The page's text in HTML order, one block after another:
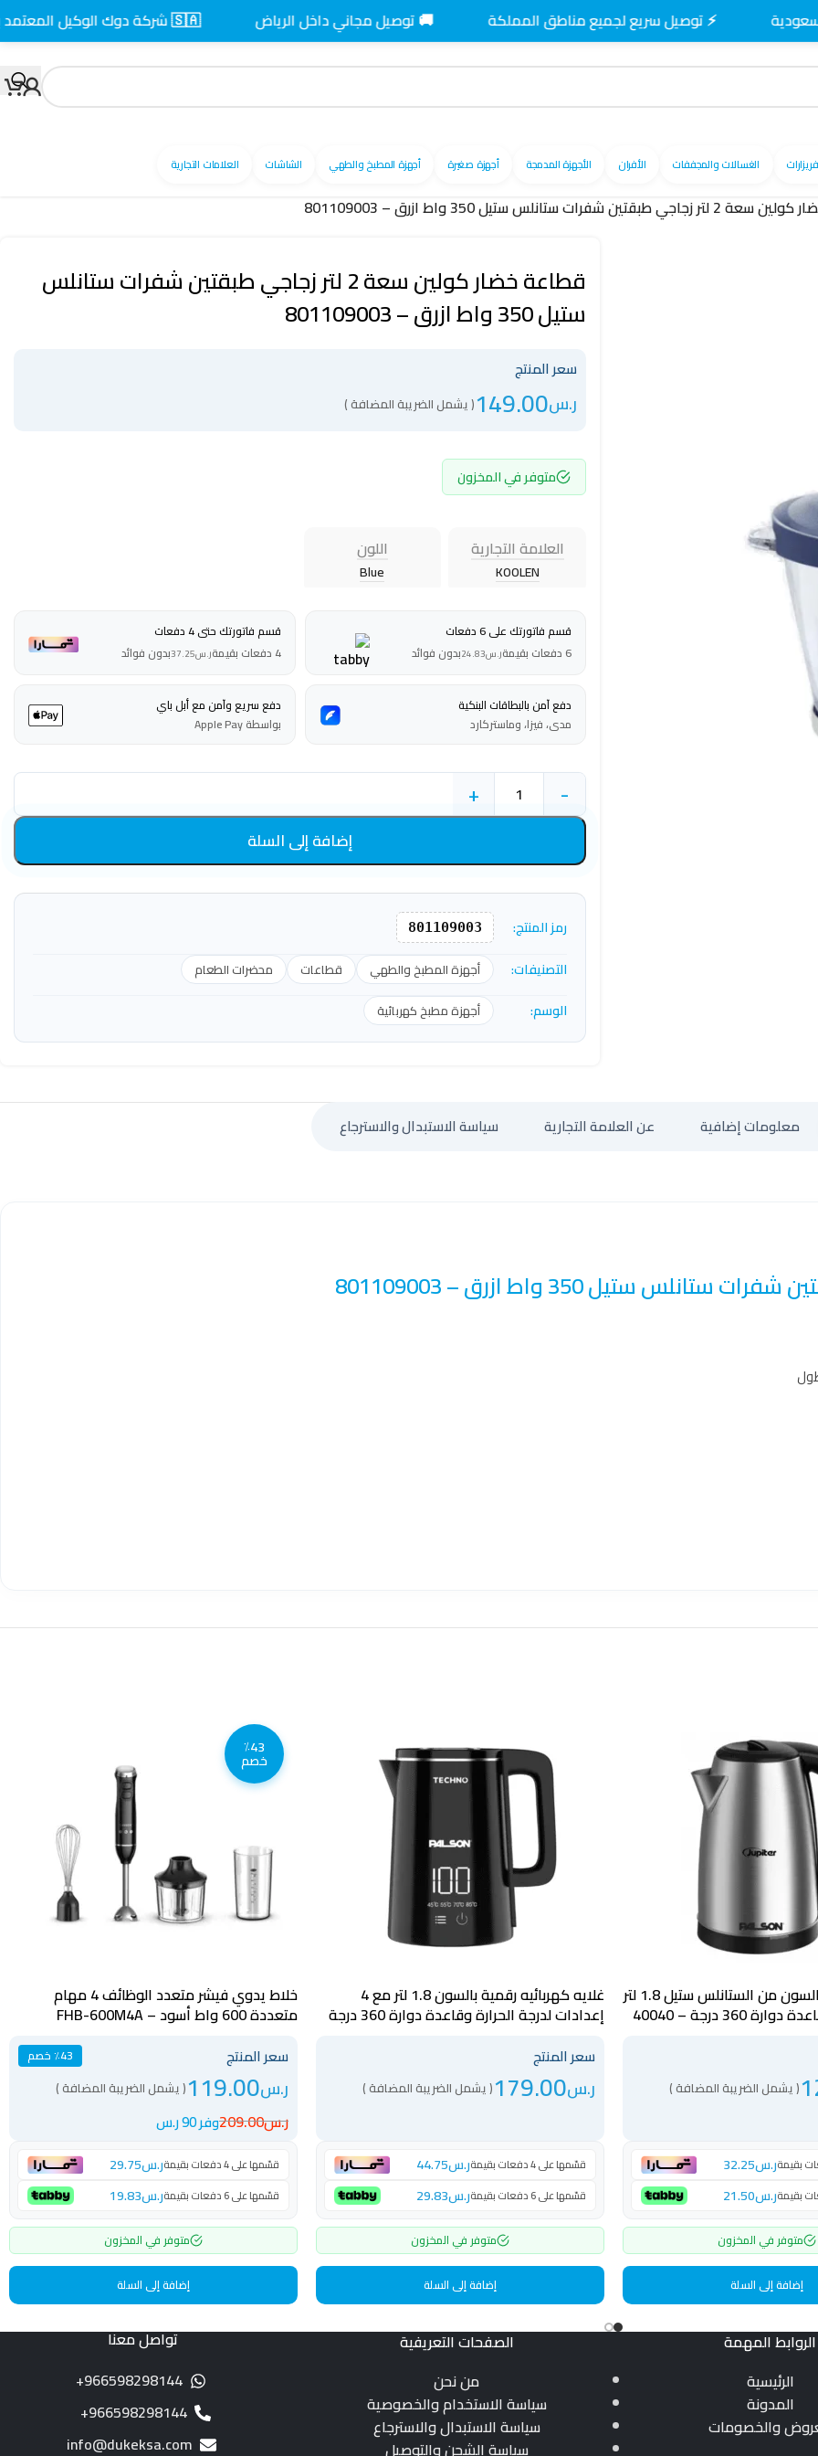
الغسالات والمجففات الأفران الأجهزة المدمجة أجهزة صغيرة أجهزة المطبخ والطهي الشاشات العلامات التجارية
شفرات ستانلس ستيل 350 واط ازرق – 801109003
قطاعة خضار كولين سعة 2 لتر زجاجي طبقتين شفرات ستانلس
ستيل 350 واط ازرق – 801109003
سعر المنتج
ر.س149.00( يشمل الضريبة المضافة )
متوفر في المخزون
العلامة التجارية
KOOLEN
اللون
Blue
قسم فاتورتك على 6 دفعات
6 دفعات بقيمة
ر.س24.83بدون فوائد
قسم فاتورتك حتى 4 دفعات
4 دفعات بقيمة
ر.س37.25بدون فوائد
دفع آمن بالبطاقات البنكية
مدى، فيزا، وماستركارد
دفع سريع وآمن مع أبل باي
بواسطة Apple Pay
-
+
إضافة إلى السلة
رمز المنتج: 801109003
التصنيفات: أجهزة المطبخ والطهي قطاعات محضرات الطعام
الوسم: أجهزة مطبخ كهربائية
معلومات إضافية عن العلامة التجارية سياسة الاستبدال والاسترجاع
غلاية كهربائية بالسون من الستانلس ستيل 1.8 لتر
( يشمل الضريبة المضافة )
ر.س32.25
ر.س21.50
متوفر في المخزون
إضافة إلى السلة
غلايه كهربائيه رقمية بالسون 1.8 لتر مع 4
إعدادات لدرجة الحرارة وقاعدة دوارة 360 درجة
سعر المنتج
ر.س179.00( يشمل الضريبة المضافة )
قسّمها على 4 دفعات بقيمة ر.س44.75
قسّمها على 6 دفعات بقيمة ر.س29.83
متوفر في المخزون
إضافة إلى السلة
٪43
خصم
خلاط يدوي فيشر متعدد الوظائف 4 مهام
متعددة 600 واط أسود – FHB-600M4A
سعر المنتج ٪43 خصم
ر.س119.00( يشمل الضريبة المضافة )
ر.س209.00وفر 90 ر.س
قسّمها على 4 دفعات بقيمة ر.س29.75
قسّمها على 6 دفعات بقيمة ر.س19.83
متوفر في المخزون
إضافة إلى السلة
الروابط المهمة
الرئيسية
المدونة
والخصومات
الصفحات التعريفية
من نحن
سياسة الاستخدام والخصوصية
سياسة الاستبدال والاسترجاع
سياسة الشحن والتوصيل
تواصل معنا
966598298144+
966598298144+
info@dukeksa.com
⚡ توصيل سريع لجميع مناطق المملكة 🚚 توصيل مجاني داخل الرياض